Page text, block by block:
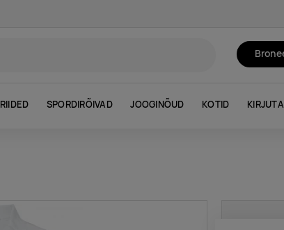
RIIDED SPORDIRÕIVAD JOOGINÕUD KOTID